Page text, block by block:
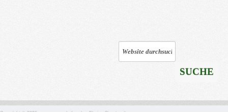
SUCHE